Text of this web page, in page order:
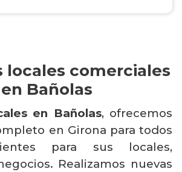
locales comerciales
en Bañolas
en Bañolas, ofrecemos
en Girona para todos
para sus locales,
Realizamos nuevas